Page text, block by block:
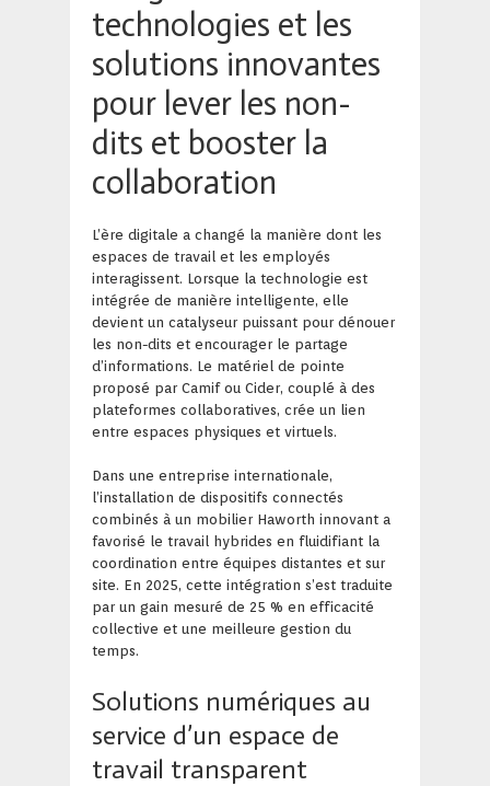
technologies et les
solutions innovantes
pour lever les non-
dits et booster la
collaboration
L’ère digitale a changé la manière dont les
espaces de travail et les employés
interagissent. Lorsque la technologie est
intégrée de manière intelligente, elle
devient un catalyseur puissant pour dénouer
les non-dits et encourager le partage
d’informations. Le matériel de pointe
proposé par Camif ou Cider, couplé à des
plateformes collaboratives, crée un lien
entre espaces physiques et virtuels.
Dans une entreprise internationale,
l’installation de dispositifs connectés
combinés à un mobilier Haworth innovant a
favorisé le travail hybrides en fluidifiant la
coordination entre équipes distantes et sur
site. En 2025, cette intégration s’est traduite
par un gain mesuré de 25 % en efficacité
collective et une meilleure gestion du
temps.
Solutions numériques au
service d’un espace de
travail transparent